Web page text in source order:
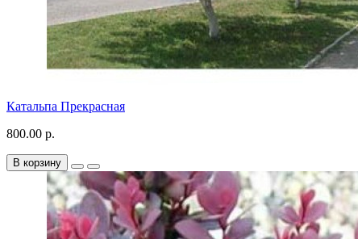
Катальпа Прекрасная
800.00 р.
В корзину